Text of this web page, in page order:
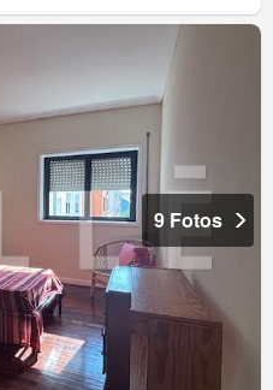
9 Fotos